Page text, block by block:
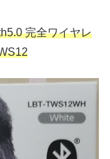
完全ワイヤレ